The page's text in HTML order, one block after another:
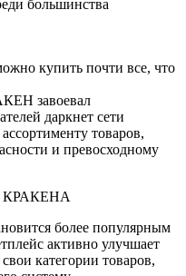
большинства
купить почти все, что
завоевал
даркнет сети
товаров,
и превосходному
КРАКЕНА
более популярным
активно улучшает
категории товаров,